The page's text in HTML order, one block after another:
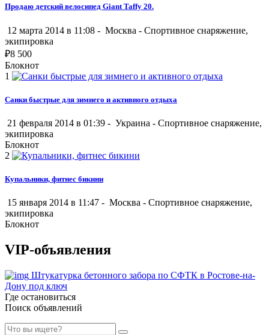
Продаю детский велосипед Giant Taffy 20.
12 марта 2014 в 11:08 - Москва - Спортивное снаряжение,
экипировка
₽8 500
Блокнот
1
Санки быстрые для зимнего и активного отдыха
21 февраля 2014 в 01:39 - Украина - Спортивное снаряжение,
экипировка
Блокнот
2
Купальники, фитнес бикини
15 января 2014 в 11:47 - Москва - Спортивное снаряжение,
экипировка
Блокнот
VIP-объявления
Штукатурка бетонного забора по СФТК в Ростове-на-
Дону под ключ
Где остановиться
Поиск объявлений